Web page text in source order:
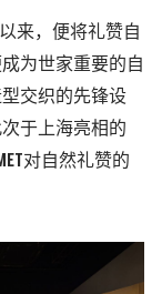
以来，便将礼赞自
为世家重要的自
交织的先锋设
于上海亮相的
对自然礼赞的